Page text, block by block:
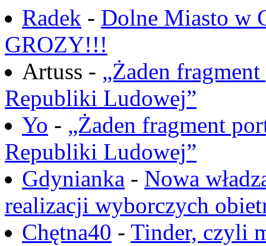
Radek - Dolne Miasto w
GROZY!!!
Artuss - „Żaden
Republiki Ludowej”
Yo - „Żaden fragment
Republiki Ludowej”
Gdynianka - Nowa
realizacji wyborczych
Chętna40 - Tinder, czyli